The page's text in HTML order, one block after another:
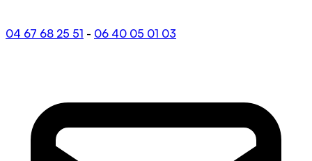
04 67 68 25 51 - 06 40 05 01 03